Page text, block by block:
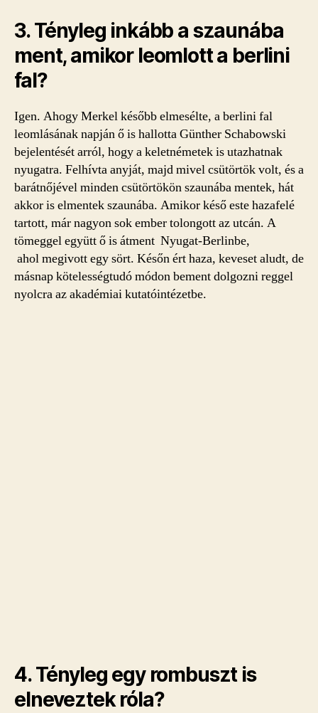
3. Tényleg inkább a szaunába
ment, amikor leomlott a berlini
fal?
Igen. Ahogy Merkel később elmesélte, a berlini fal
leomlásának napján ő is hallotta Günther Schabowski
bejelentését arról, hogy a keletnémetek is utazhatnak
nyugatra. Felhívta anyját, majd mivel csütörtök volt, és a
barátnőjével minden csütörtökön szaunába mentek, hát
akkor is elmentek szaunába. Amikor késő este hazafelé
tartott, már nagyon sok ember tolongott az utcán. A
tömeggel együtt ő is átment Nyugat-Berlinbe,
ahol megivott egy sört. Későn ért haza, keveset aludt, de
másnap kötelességtudó módon bement dolgozni reggel
nyolcra az akadémiai kutatóintézetbe.
4. Tényleg egy rombuszt is
elneveztek róla?